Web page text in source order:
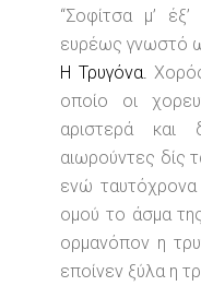
“Σοφίτσα μ’
ευρέως γνωστό
Η Τρυγόνα.
οποίο οι
αριστερά
αιωρούντες δίς
ενώ
ομού το άσμα
ορμανόπον η
εποίνεν ξύλα η